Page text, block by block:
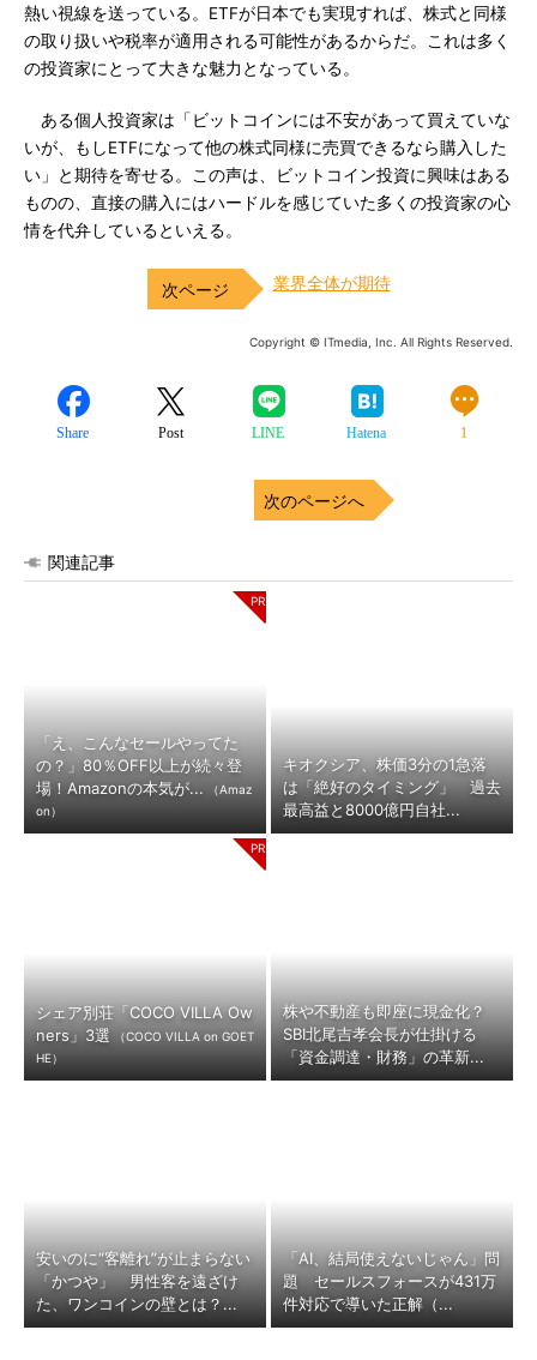
熱い視線を送っている。ETFが日本でも実現すれば、株式と同様
の取り扱いや税率が適用される可能性があるからだ。これは多く
の投資家にとって大きな魅力となっている。
ある個人投資家は「ビットコインには不安があって買えていな
いが、もしETFになって他の株式同様に売買できるなら購入した
い」と期待を寄せる。この声は、ビットコイン投資に興味はある
ものの、直接の購入にはハードルを感じていた多くの投資家の心
情を代弁しているといえる。
業界全体が期待
Copyright © ITmedia, Inc. All Rights Reserved.
Share Post LINE Hatena 1
次のページへ
関連記事
「え、こんなセールやってた
の？」80％OFF以上が続々登
場！Amazonの本気が...
（Amaz
on）
キオクシア、株価3分の1急落
は「絶好のタイミング」 過去
最高益と8000億円自社...
シェア別荘「COCO VILLA Ow
ners」3選
（COCO VILLA on GOET
HE）
株や不動産も即座に現金化？
SBI北尾吉孝会長が仕掛ける
「資金調達・財務」の革新...
安いのに“客離れ”が止まらない
「かつや」 男性客を遠ざけ
た、ワンコインの壁とは？...
「AI、結局使えないじゃん」問
題 セールスフォースが431万
件対応で導いた正解（...